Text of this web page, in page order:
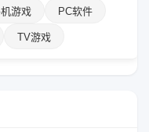
游戏 PC软件
TV游戏